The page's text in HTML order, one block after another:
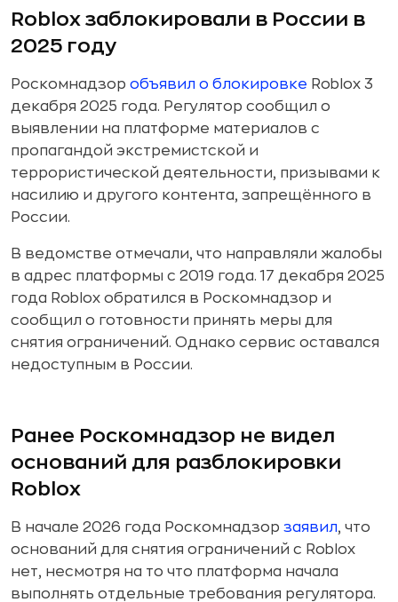
Roblox заблокировали в России в
2025 году
Роскомнадзор объявил о блокировке Roblox 3
декабря 2025 года. Регулятор сообщил о
выявлении на платформе материалов с
пропагандой экстремистской и
террористической деятельности, призывами к
насилию и другого контента, запрещённого в
России.
В ведомстве отмечали, что направляли жалобы
в адрес платформы с 2019 года. 17 декабря 2025
года Roblox обратился в Роскомнадзор и
сообщил о готовности принять меры для
снятия ограничений. Однако сервис оставался
недоступным в России.
Ранее Роскомнадзор не видел
оснований для разблокировки
Roblox
В начале 2026 года Роскомнадзор заявил, что
оснований для снятия ограничений с Roblox
нет, несмотря на то что платформа начала
выполнять отдельные требования регулятора.